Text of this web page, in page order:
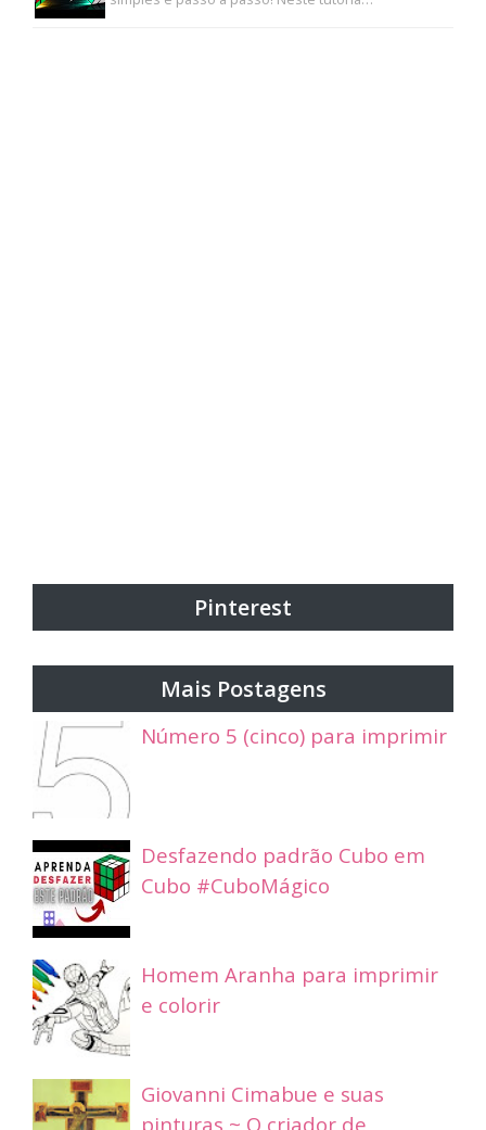
Pinterest
Mais Postagens
Número 5 (cinco) para imprimir
Desfazendo padrão Cubo em
Cubo #CuboMágico
Homem Aranha para imprimir
e colorir
Giovanni Cimabue e suas
pinturas ~ O criador de